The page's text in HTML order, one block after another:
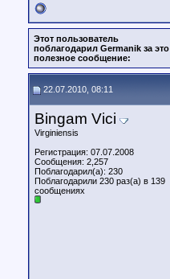
Этот пользователь
поблагодарил Germanik за это
полезное сообщение:
22.07.2010, 08:11
Bingam Vici
Virginiensis
Регистрация: 07.07.2008
Сообщения: 2,257
Поблагодарил(а): 230
Поблагодарили 230 раз(а) в 139
сообщениях